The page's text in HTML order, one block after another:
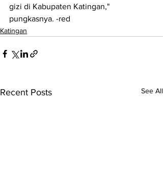
gizi di Kabupaten Katingan,"
pungkasnya. -red
Katingan
Recent Posts See All